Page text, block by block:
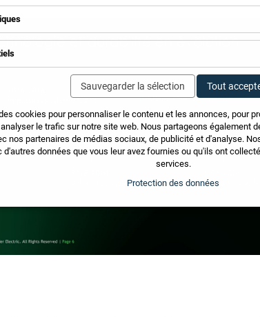
Sauvegarder la sélection Tout
cookies pour personnaliser le contenu et les annonces, pour
le trafic sur notre site web. Nous partageons également
nos partenaires de médias sociaux, de publicité et d'analyse.
d'autres données que vous leur avez fournies ou qu'ils ont
services.
Protection des données